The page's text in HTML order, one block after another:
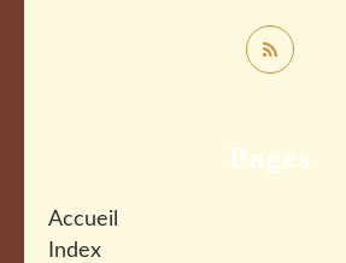
Pages
Accueil
Index